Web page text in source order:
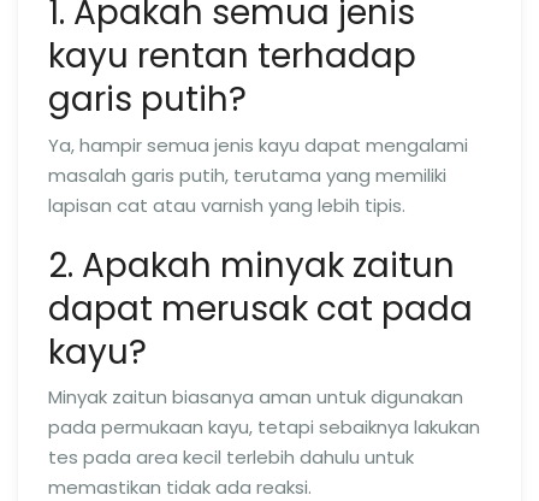
1. Apakah semua jenis
kayu rentan terhadap
garis putih?
Ya, hampir semua jenis kayu dapat mengalami
masalah garis putih, terutama yang memiliki
lapisan cat atau varnish yang lebih tipis.
2. Apakah minyak zaitun
dapat merusak cat pada
kayu?
Minyak zaitun biasanya aman untuk digunakan
pada permukaan kayu, tetapi sebaiknya lakukan
tes pada area kecil terlebih dahulu untuk
memastikan tidak ada reaksi.